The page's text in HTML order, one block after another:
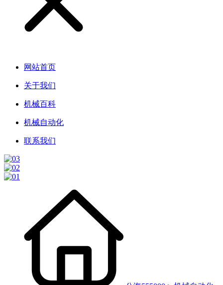
网站首页
关于我们
机械百科
机械自动化
联系我们